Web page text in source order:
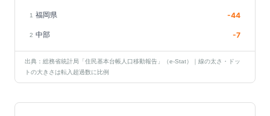
1 福岡県 -44
2 中部 -7
出典：総務省統計局「住民基本台帳人口移動報告」（e-Stat）｜線の太さ・ドッ
トの大きさは転入超過数に比例